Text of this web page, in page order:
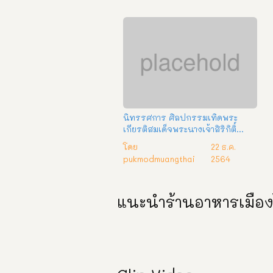
นิทรรศการ ศิลปกรรมเทิดพระ
เกียรติสมเด็จพระนางเจ้าสิริกิติ์
พระบรมราชินีนาถ พระบรมราชชนนี
พันปีหลวง ครั้งที่ 24
โดย
pukmodmuangthai
22 ธ.ค.
2564
แนะนำร้านอาหารเมือ